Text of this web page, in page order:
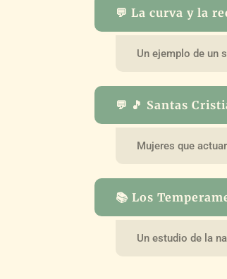
💬 La curva y la
Un ejemplo de un
💬 🎵 Santas
Mujeres que
📚 Los
Un estudio de la